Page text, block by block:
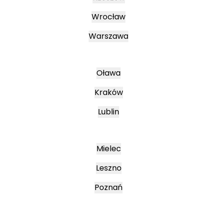
Wrocław
Warszawa
Oława
Kraków
Lublin
Mielec
Leszno
Poznań